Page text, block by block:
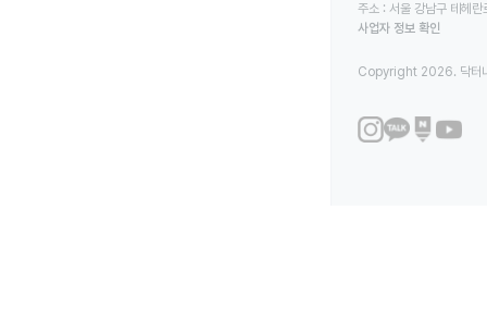
주소 : 서울 강남구 테헤
사업자 정보 확인
Copyright 2026. 닥터